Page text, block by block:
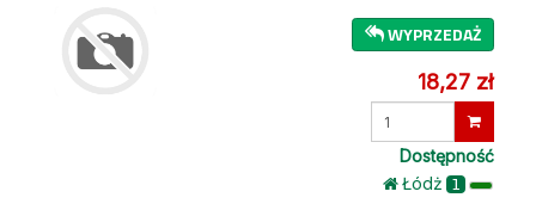
WYPRZEDAŻ
18,27 zł
Dostępność
Łódż 1